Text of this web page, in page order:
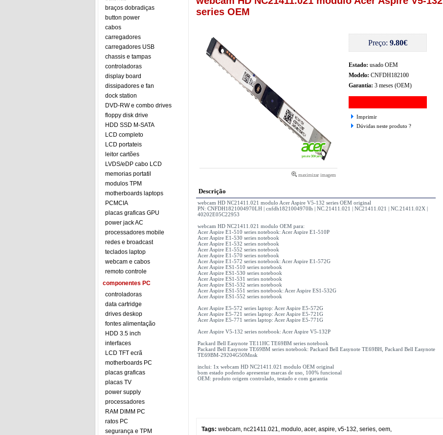
braços dobradiças
button power
cabos
carregadores
carregadores USB
chassis e tampas
controladoras
display board
dissipadores e fan
dock station
DVD-RW e combo drives
floppy disk drive
HDD SSD M-SATA
LCD completo
LCD portateis
leitor cartões
LVDS/eDP cabo LCD
memorias portatil
modulos TPM
motherboards laptops
PCMCIA
placas graficas GPU
power jack AC
processadores mobile
redes e broadcast
teclados laptop
webcam e cabos
remoto controle
componentes PC
controladoras
data cartridge
drives deskop
fontes alimentação
HDD 3.5 inch
interfaces
LCD TFT ecrã
motherboards PC
placas graficas
placas TV
power supply
processadores
RAM DIMM PC
ratos PC
segurança e TPM
series OEM
maximizar imagem
Preço: 9.80€
Estado: usado OEM
Modelo: CNFDH182100
Garantia: 3 meses (OEM)
Imprimir
Dúvidas neste produto ?
Descrição
webcam HD NC21411.021 modulo Acer Aspire V5-132 series OEM original
PN: CNFDH1821004970LH | cnfdh1821004970lh | NC.21411.021 | NC21411.021 | NC.21411.02X |
40202E05C22953
webcam HD NC21411.021 modulo OEM para:
Acer Aspire E1-510 series notebook: Acer Aspire E1-510P
Acer Aspire E1-530 series notebook
Acer Aspire E1-532 series notebook
Acer Aspire E1-552 series notebook
Acer Aspire E1-570 series notebook
Acer Aspire E1-572 series notebook: Acer Aspire E1-572G
Acer Aspire ES1-510 series notebook
Acer Aspire ES1-530 series notebook
Acer Aspire ES1-531 series notebook
Acer Aspire ES1-532 series notebook
Acer Aspire ES1-551 series notebook: Acer Aspire ES1-532G
Acer Aspire ES1-552 series notebook
Acer Aspire E5-572 series laptop: Acer Aspire E5-572G
Acer Aspire E5-721 series laptop: Acer Aspire E5-721G
Acer Aspire E5-771 series laptop: Acer Aspire E5-771G
Acer Aspire V5-132 series notebook: Acer Aspire V5-132P
Packard Bell Easynote TE11HC TE69BM series notebook
Packard Bell Easynote TE69BM series notebook: Packard Bell Easynote TE69BH, Packard Bell Easynote
TE69BM-29204G50Mnsk
inclui: 1x webcam HD NC21411.021 modulo OEM original
bom estado podendo apresentar marcas de uso, 100% funcional
OEM: produto origem controlado, testado e com garantia
Tags: webcam, nc21411.021, modulo, acer, aspire, v5-132, series, oem,